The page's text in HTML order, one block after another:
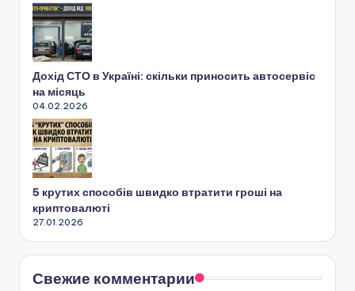
Дохід СТО в Україні: скільки приносить автосервіс
на місяць
04.02.2026
5 крутих способів швидко втратити гроші на
криптовалюті
27.01.2026
Свежие комментарии